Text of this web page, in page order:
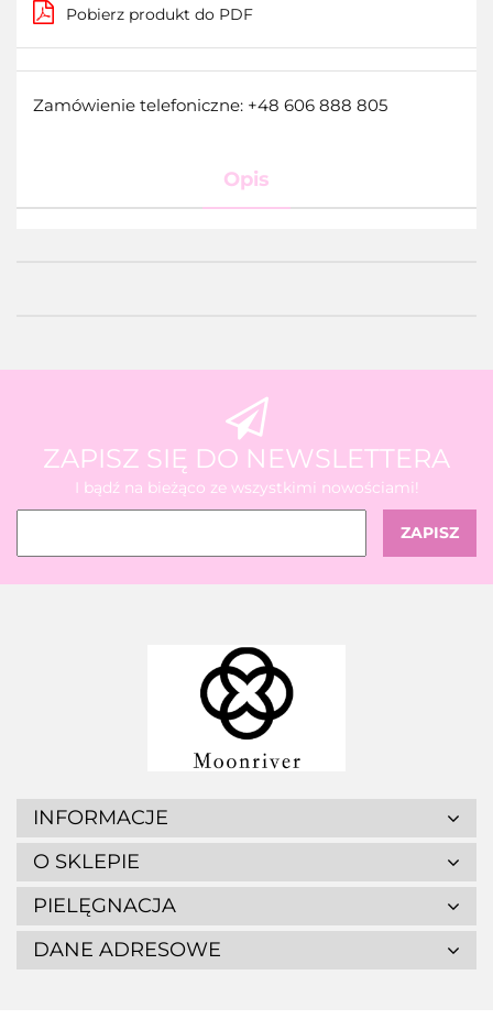
Pobierz produkt do PDF
Zamówienie telefoniczne: +48 606 888 805
Opis
ZAPISZ SIĘ DO NEWSLETTERA
I bądź na bieżąco ze wszystkimi nowościami!
INFORMACJE
O SKLEPIE
PIELĘGNACJA
DANE ADRESOWE